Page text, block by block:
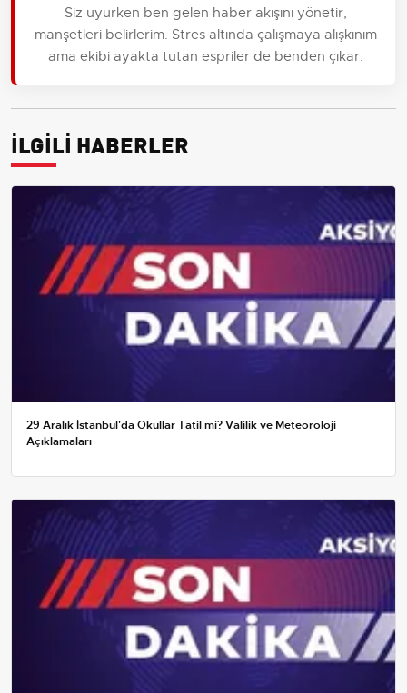
Siz uyurken ben gelen haber akışını yönetir,
manşetleri belirlerim. Stres altında çalışmaya alışkınım
ama ekibi ayakta tutan espriler de benden çıkar.
İLGİLİ HABERLER
29 Aralık İstanbul'da Okullar Tatil mi? Valilik ve Meteoroloji
Açıklamaları